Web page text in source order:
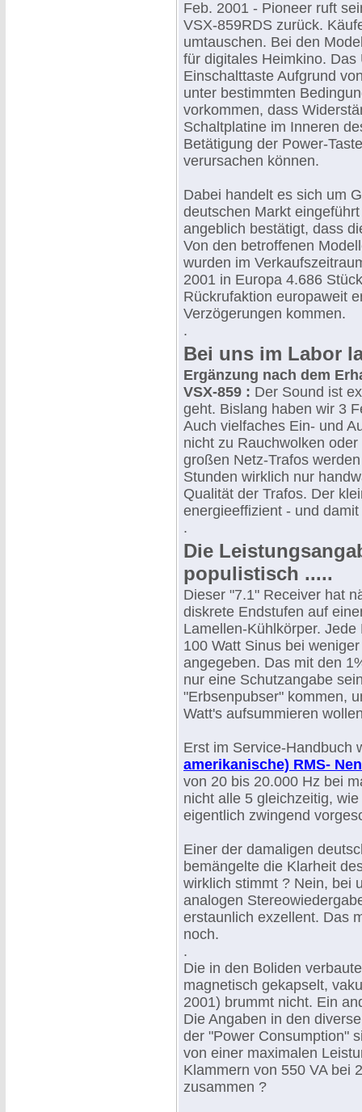
Feb. 2001 - Pioneer ruft
VSX-859RDS zurück.
umtauschen. Bei den
für digitales Heimkino.
Einschalttaste Aufgrund
unter bestimmten
vorkommen, dass
Schaltplatine im Inneren
Betätigung der Power-
verursachen können.
Dabei handelt es sich um
deutschen Markt
angeblich bestätigt, dass
Von den betroffenen
wurden im
2001 in Europa 4.686
Rückrufaktion europaweit
Verzögerungen kommen.
.
Bei uns im Labor
Ergänzung nach dem
VSX-859 : Der Sound ist
geht. Bislang haben wir 3
Auch vielfaches Ein- und
nicht zu Rauchwolken
großen Netz-Trafos
Stunden wirklich nur
Qualität der Trafos. Der
energieeffizient - und
.
Die
populistisch .....
Dieser "7.1" Receiver hat
diskrete Endstufen auf
Lamellen-Kühlkörper. Jede
100 Watt Sinus bei
angegeben. Das mit den
nur eine Schutzangabe
"Erbsenpubser" kommen,
Watt's aufsummieren
Erst im Service-Handbuch
amerikanische) RMS-
von 20 bis 20.000 Hz bei
nicht alle 5 gleichzeitig,
eigentlich zwingend
Einer der damaligen
bemängelte die Klarheit
wirklich stimmt ? Nein, bei
analogen
erstaunlich exzellent. Das
noch.
.
Die in den Boliden
magnetisch gekapselt,
2001) brummt nicht. Ein
Die Angaben in den
der "Power Consumption"
von einer maximalen
Klammern von 550 VA bei
zusammen ?